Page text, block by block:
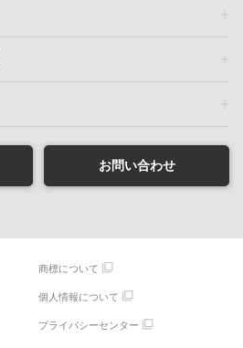
お問い合わせ
商標について
個人情報について
プライバシーセンター